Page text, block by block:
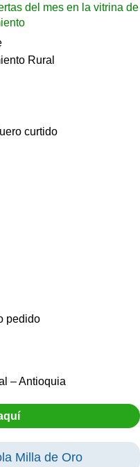
del mes en la vitrina de
curtido
pedido
– Antioquia
Milla de Oro